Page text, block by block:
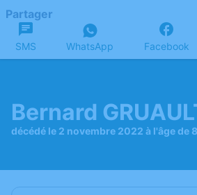
Partager
SMS WhatsApp Facebook
Bernard
décédé le 2 novembre 2022 à l'âge de